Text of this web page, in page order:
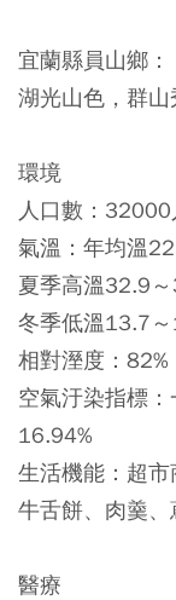
宜蘭縣員山鄉：
湖光山色，群山
環境
人口數：32000
氣溫：年均溫
夏季高溫32.9
冬季低溫13.7
相對溼度：82%
空氣汙染指標
16.94%
生活機能：超
牛舌餅、肉羹、
醫療